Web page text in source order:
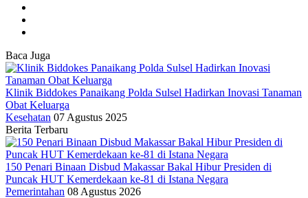
Baca Juga
Klinik Biddokes Panaikang Polda Sulsel Hadirkan Inovasi Tanaman
Obat Keluarga
Kesehatan 07 Agustus 2025
Berita Terbaru
150 Penari Binaan Disbud Makassar Bakal Hibur Presiden di
Puncak HUT Kemerdekaan ke-81 di Istana Negara
Pemerintahan 08 Agustus 2026